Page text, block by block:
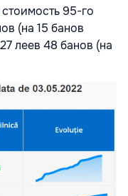
95-го
(на 15 банов
леев 48 банов (на